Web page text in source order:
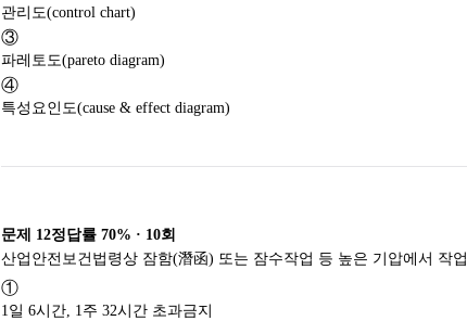
관리도(control chart)
③
파레토도(pareto diagram)
④
특성요인도(cause & effect diagram)
문제 12정답률 70% · 10회
산업안전보건법령상 잠함(潛函) 또는 잠수작업 등 높은 기압에서 작
①
1일 6시간, 1주 32시간 초과금지